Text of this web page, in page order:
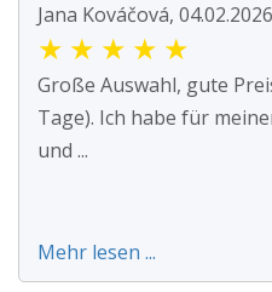
Jana Kováčová, 04.02.2026
★ ★ ★ ★ ★
Große Auswahl, gute
Tage). Ich habe für
und ...
Mehr lesen ...